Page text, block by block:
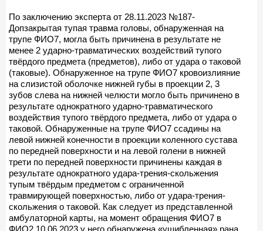
По заключению эксперта от 28.11.2023 №187-
Допзакрытая тупая травма головы, обнаруженная на
трупе ФИО7, могла быть причинена в результате не
менее 2 ударно-травматических воздействий тупого
твёрдого предмета (предметов), либо от удара о таковой
(таковые). Обнаруженное на трупе ФИО7 кровоизлияние
на слизистой оболочке нижней губы в проекции 2, 3
зубов слева на нижней челюсти могло быть причинено в
результате однократного ударно-травматического
воздействия тупого твёрдого предмета, либо от удара о
таковой. Обнаруженные на трупе ФИО7 ссадины на
левой нижней конечности в проекции коленного сустава
по передней поверхности и на левой голени в нижней
трети по передней поверхности причинены каждая в
результате однократного удара-трения-скольжения
тупым твёрдым предметом с ограниченной
травмирующей поверхностью, либо от удара-трения-
скольжения о таковой. Как следует из представленной
амбулаторной карты, на момент обращения ФИО7 в
ФИО2 10.06.2023 у него обнаружена «ушибленная» рана